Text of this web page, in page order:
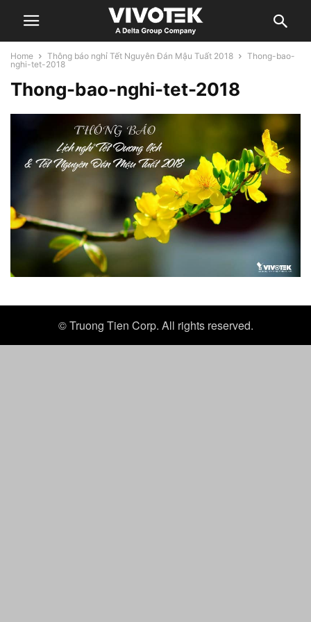
Home Thông báo nghỉ Tết Nguyên Đán Mậu Tuất 2018
Thong-bao-
nghi-tet-2018
Thong-bao-nghi-tet-2018
© Truong Tien Corp. All rights reserved.